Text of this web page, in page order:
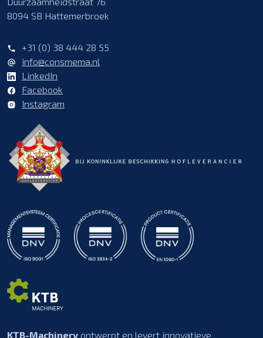
8094 SB Hattemerbroek
+31 (0) 38 444 28 55
info@consmema.nl
LinkedIn
Facebook
Instagram
KTB-Machinery ontwerpt en levert innovatieve